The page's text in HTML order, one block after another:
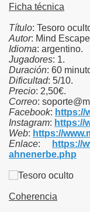
Ficha técnica
Título: Tesoro
Autor: Mind
Idioma: argentino.
Jugadores: 1.
Duración: 60
Dificultad: 5/10.
Precio: 2,50€.
Correo:
Facebook: https://
Instagram: https://
Web: https://
Enlace:
https://
ahnenerbe.php
Coherencia